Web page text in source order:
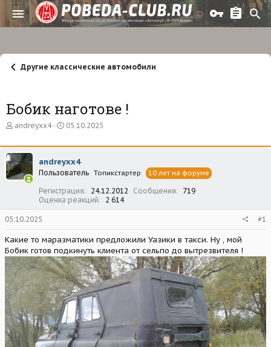
Другие классические автомобили
Бобик наготове !
А
т
о
р
т
andreyxx4
Д
т
н
а
а
л
а
05.10.2025
andreyxx4
Пользователь Топикстартер 10 лет на форуме
Регистрация 24.12.2012 Сообщения
719
Оценка реакций
2 614
05.10.2025 #1
Какие то маразматики предложили Уазики в такси. Ну , мой
Бобик готов подкинуть клиента от сельпо до вытрезвителя !